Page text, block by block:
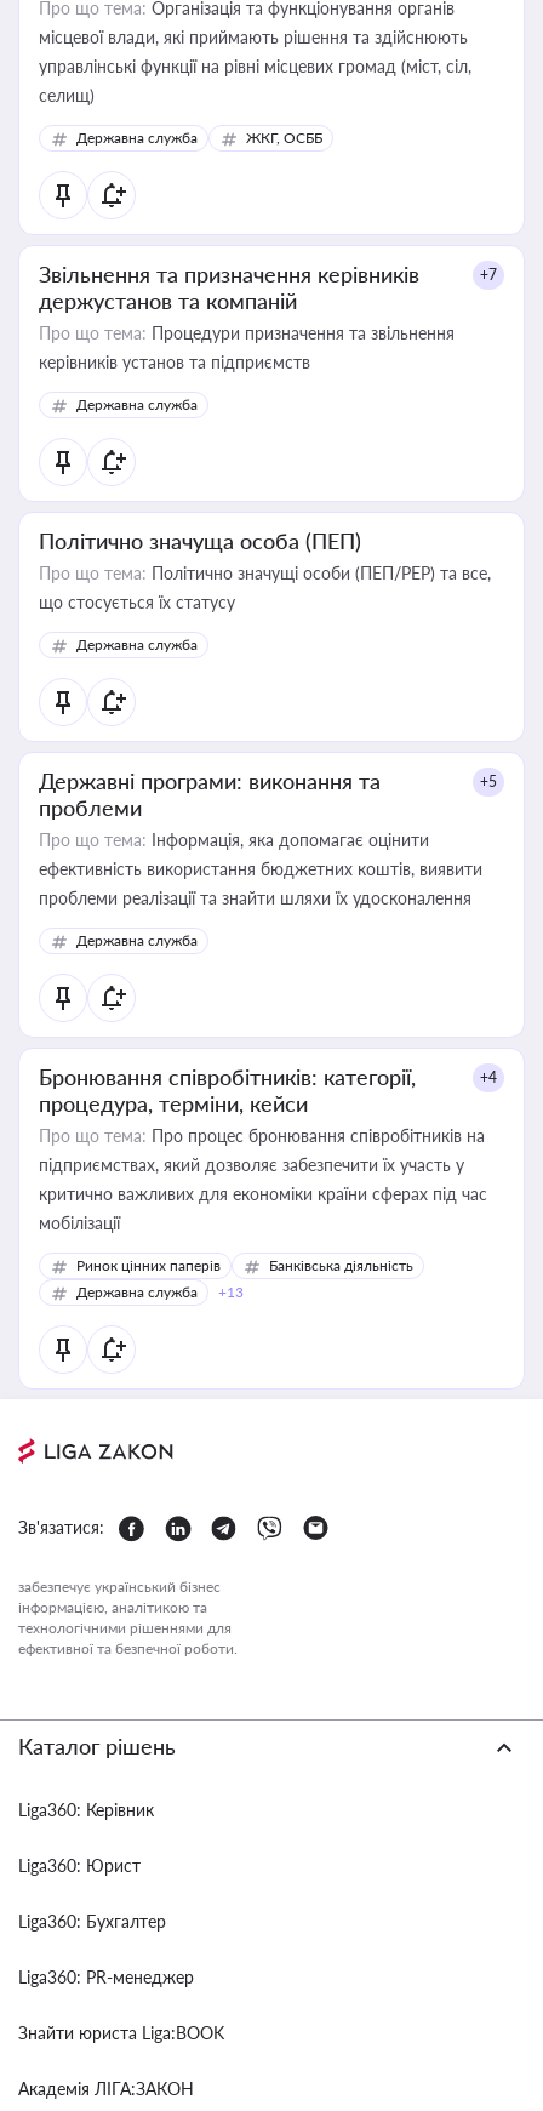
Про що тема: Організація та функціонування органів
місцевої влади, які приймають рішення та здійснюють
управлінські функції на рівні місцевих громад (міст, сіл,
селищ)
Державна служба ЖКГ, ОСББ
Звільнення та призначення керівників
держустанов та компаній
+7
Про що тема: Процедури призначення та звільнення
керівників установ та підприємств
Державна служба
Політично значуща особа (ПЕП)
Про що тема: Політично значущі особи (ПЕП/PEP) та все,
що стосується їх статусу
Державна служба
Державні програми: виконання та
проблеми
+5
Про що тема: Інформація, яка допомагає оцінити
ефективність використання бюджетних коштів, виявити
проблеми реалізації та знайти шляхи їх удосконалення
Державна служба
Бронювання співробітників: категорії,
процедура, терміни, кейси
+4
Про що тема: Про процес бронювання співробітників на
підприємствах, який дозволяє забезпечити їх участь у
критично важливих для економіки країни сферах під час
мобілізації
Ринок цінних паперів
Банківська діяльність
Державна служба
+13
Зв'язатися:
забезпечує український бізнес
інформацією, аналітикою та
технологічними рішеннями для
ефективної та безпечної роботи.
Каталог рішень
Liga360: Керівник
Liga360: Юрист
Liga360: Бухгалтер
Liga360: PR-менеджер
Знайти юриста Liga:BOOK
Академія ЛІГА:ЗАКОН